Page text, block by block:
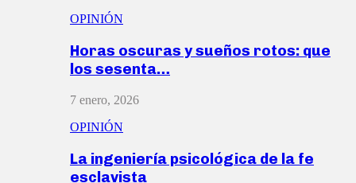
OPINIÓN
Horas oscuras y sueños rotos: que
los sesenta…
7 enero, 2026
OPINIÓN
La ingeniería psicológica de la fe
esclavista